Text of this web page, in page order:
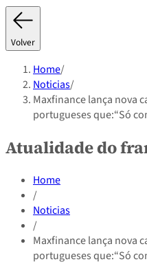
Volver
Home/
Noticias/
Maxfinance lança nova
portugueses que:“Só
Atualidade do
Home
/
Noticias
/
Maxfinance lança nova
portugueses que:“Só